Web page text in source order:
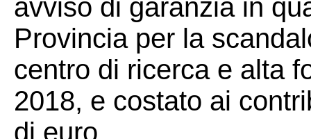
avviso di garanzia in
Provincia per la
centro di ricerca e alta
2018, e costato ai
di euro.